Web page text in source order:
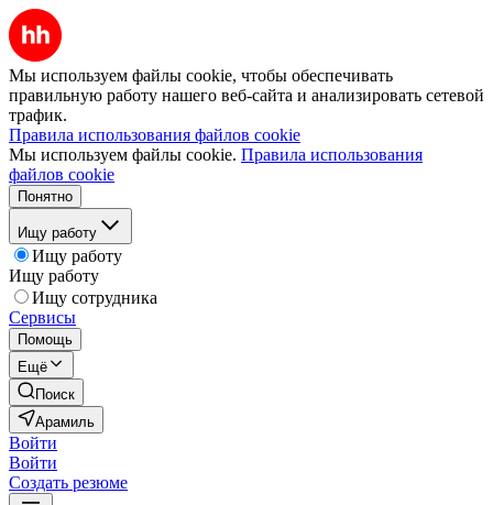
Мы используем файлы cookie, чтобы обеспечивать
правильную работу нашего веб-сайта и анализировать сетевой
трафик.
Правила использования файлов cookie
Мы используем файлы cookie. Правила использования
файлов cookie
Понятно
Ищу работу
Ищу работу
Ищу работу
Ищу сотрудника
Сервисы
Помощь
Ещё
Поиск
Арамиль
Войти
Войти
Создать резюме